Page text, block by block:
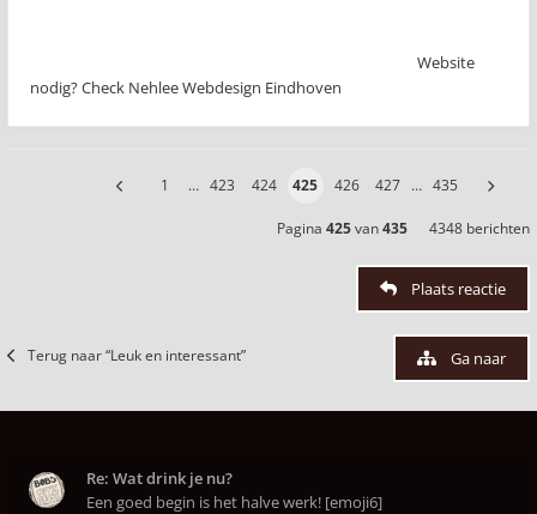
Website
nodig? Check Nehlee Webdesign Eindhoven
1 … 423 424 425 426 427 … 435
Pagina 425van435 4348 berichten
Plaats reactie
Terug naar “Leuk en interessant” Ga naar
Re: Wat drink je nu?
Een goed begin is het halve werk! [emoji6]